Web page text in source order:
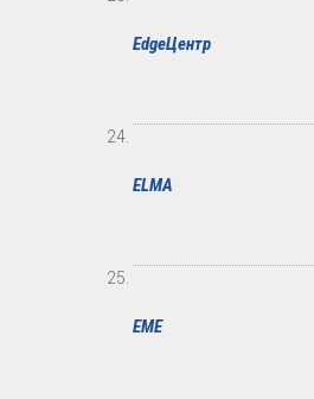
EdgeЦентр
ELMA
EME